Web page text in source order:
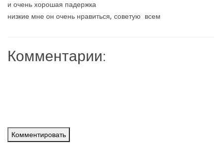
и очень хорошая падержка
низкие мне он очень нравиться, советую всем
Комментарии:
Комментировать